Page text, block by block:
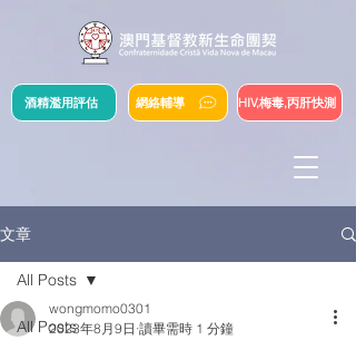
網絡輔導
酒精濫用評估 HIV,梅毒,丙肝快測
文章
All Posts
All Posts
wongmomo0301
2023年8月9日 讀畢需時 1 分鐘